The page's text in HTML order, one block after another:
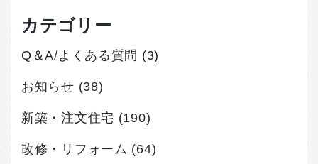
カテゴリー
Q＆A/よくある質問 (3)
お知らせ (38)
新築・注文住宅 (190)
改修・リフォーム (64)